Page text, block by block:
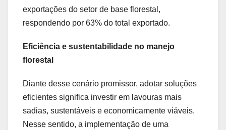
exportações do setor de base florestal,
respondendo por 63% do total exportado.
Eficiência e sustentabilidade no manejo
florestal
Diante desse cenário promissor, adotar soluções
eficientes significa investir em lavouras mais
sadias, sustentáveis e economicamente viáveis.
Nesse sentido, a implementação de uma